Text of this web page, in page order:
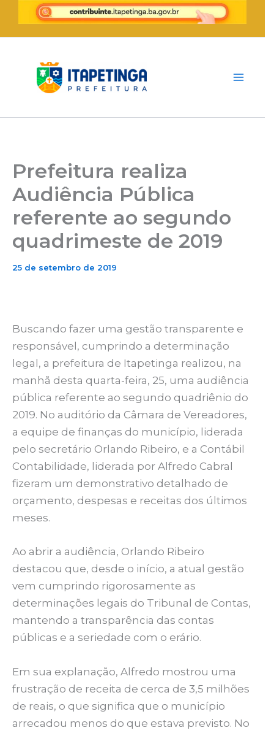
para
conteúdo
Prefeitura realiza
Audiência Pública
referente ao segundo
quadrimeste de 2019
25 de setembro de 2019
Buscando fazer uma gestão transparente e
responsável, cumprindo a determinação
legal, a prefeitura de Itapetinga realizou, na
manhã desta quarta-feira, 25, uma audiência
pública referente ao segundo quadriênio do
2019. No auditório da Câmara de Vereadores,
a equipe de finanças do município, liderada
pelo secretário Orlando Ribeiro, e a Contábil
Contabilidade, liderada por Alfredo Cabral
fizeram um demonstrativo detalhado de
orçamento, despesas e receitas dos últimos
meses.
Ao abrir a audiência, Orlando Ribeiro
destacou que, desde o início, a atual gestão
vem cumprindo rigorosamente as
determinações legais do Tribunal de Contas,
mantendo a transparência das contas
públicas e a seriedade com o erário.
Em sua explanação, Alfredo mostrou uma
frustração de receita de cerca de 3,5 milhões
de reais, o que significa que o município
arrecadou menos do que estava previsto. No